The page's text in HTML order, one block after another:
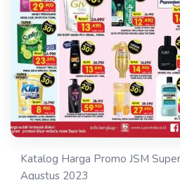
Katalog Harga Promo JSM
Agustus 2023